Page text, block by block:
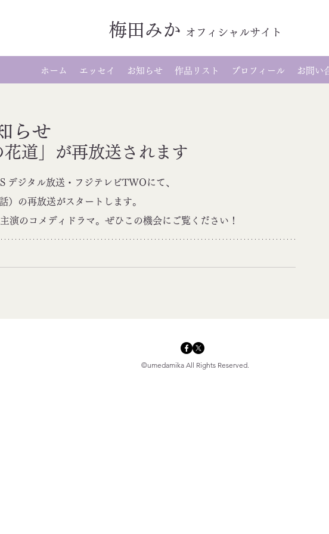
梅田みか オ フィシャルサイト
ホーム エッセイ お知らせ 作品リスト プロフィール お問い
道」が再放送されます
デジタル放送・フジテレビTWOにて、
）の再放送がスタートします。
演のコメディドラマ。ぜひこの機会にご覧ください！
らせ
©umedamika All Rights Reserved.